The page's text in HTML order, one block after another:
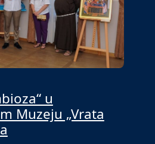
u
Muzeju „Vrata